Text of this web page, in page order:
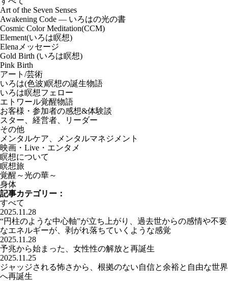
Art of the Seven Senses
Awakening Code ― いろはの光の書
Cosmic Color Meditation(CCM)
Element(いろは瞑想)
Elenaメッセージ
Gold Birth (いろは瞑想)
Pink Birth
アート/芸術
いろは(色波)瞑想の誕生物語
いろは瞑想フェロー
エトワール覚醒物語
お客様・参加者の感想&体験談
スター、経営者、リーダー
その他
メンタルケア、メンタルマネジメント
映画・Live・エンタメ
瞑想について
瞑想旅
覚醒～光の華～
身体
記事カテゴリー：
すべて
2025.11.28
“円柱のような中心軸”が立ち上がり、過去世からの感情や不要
なエネルギーが、剥がれ落ちていくような感覚
2025.11.28
予兆から始まった、女性性の解放と再誕生
2025.11.25
ジャッジされる怖さから、根拠のない自信と余裕と自由な世界
へ再誕生